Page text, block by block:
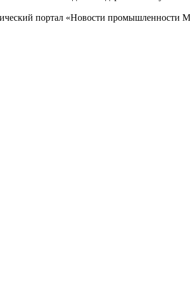
портал «Новости промышленности